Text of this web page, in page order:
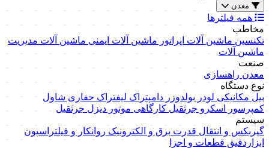
معدن
همه فیلترها
مخاطب
تکنسین ماشین آلات اپراتور ماشین آلات ایمنی ماشین آلات مدیریت
ماشین آلات
صنعت
معدن راهسازی
نوع دستگاه
بیل مکانیکی لودر بولدوزردامپتراک لیفتراک حفاری شاول
کمپرسور اسکرو جرثقیل کارگاهی موتور دیزل جرثقیل
سیستم
گیربکس و انتقال قدرت برق و الکترونیک روانکار و فیلتراسیون
ابزاردقیق قطعات و اجزا